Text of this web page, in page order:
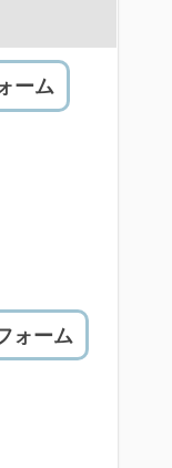
ーム
ォーム